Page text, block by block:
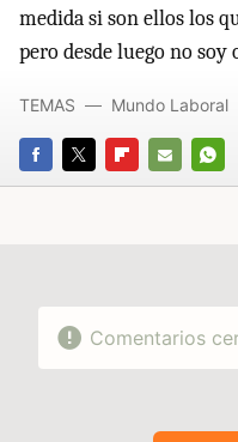
medida si son ellos los
pero desde luego no soy
FACEBOOK
TWITTERFLIPBOARD
E-
TEMAS Mundo Laboral
Comentarios